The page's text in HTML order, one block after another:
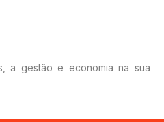
a gestão e economia na sua